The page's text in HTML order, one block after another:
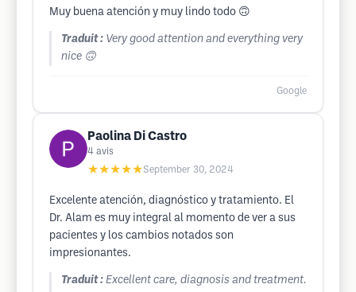
Muy buena atención y muy lindo todo 🙃
Traduit : Very good attention and everything very
nice 🙃
Google
Paolina Di Castro
4 avis
★★★★★September 30, 2024
Excelente atención, diagnóstico y tratamiento. El
Dr. Alam es muy integral al momento de ver a sus
pacientes y los cambios notados son
impresionantes.
Traduit : Excellent care, diagnosis and treatment.